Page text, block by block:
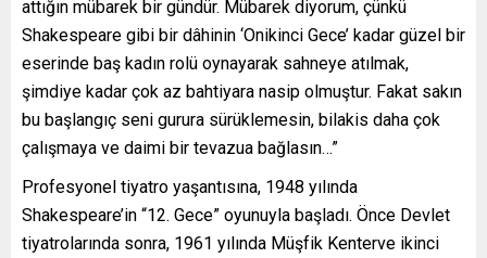
attığın mübarek bir gündür. Mübarek diyorum, çünkü
Shakespeare gibi bir dâhinin ‘Onikinci Gece’ kadar güzel bir
eserinde baş kadın rolü oynayarak sahneye atılmak,
şimdiye kadar çok az bahtiyara nasip olmuştur. Fakat sakın
bu başlangıç seni gurura sürüklemesin, bilakis daha çok
çalışmaya ve daimi bir tevazua bağlasın…”
Profesyonel tiyatro yaşantısına, 1948 yılında
Shakespeare’in “12. Gece” oyunuyla başladı. Önce Devlet
tiyatrolarında sonra, 1961 yılında Müşfik Kenterve ikinci